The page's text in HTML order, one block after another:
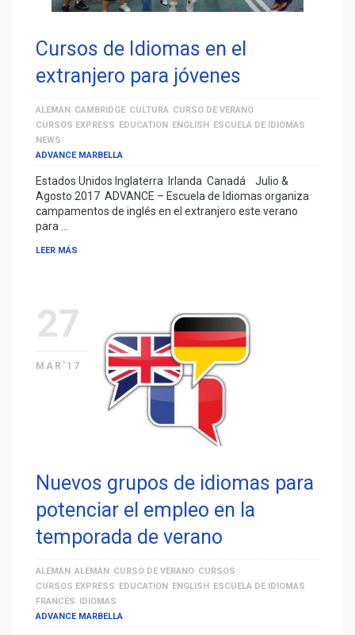
Cursos de Idiomas en el
extranjero para jóvenes
ALEMÁN CAMBRIDGE CULTURA CURSO DE VERANO
CURSOS EXPRESS EDUCATION ENGLISH ESCUELA DE IDIOMAS
NEWS
ADVANCE MARBELLA
Estados Unidos Inglaterra Irlanda Canadá Julio &
Agosto 2017 ADVANCE – Escuela de Idiomas organiza
campamentos de inglés en el extranjero este verano
para …
LEER MÁS
27
MAR'17
Nuevos grupos de idiomas para
potenciar el empleo en la
temporada de verano
ALEMÁN ALEMÁN CURSO DE VERANO CURSOS
CURSOS EXPRESS
EDUCATION ENGLISH
ESCUELA DE IDIOMAS
FRANCÉS
IDIOMAS
ADVANCE MARBELLA